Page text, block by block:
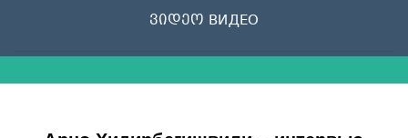
ვიდეო ВИДЕО